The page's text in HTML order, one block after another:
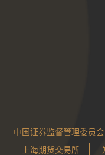
中国证券监督管理委员会
上海期货交易所